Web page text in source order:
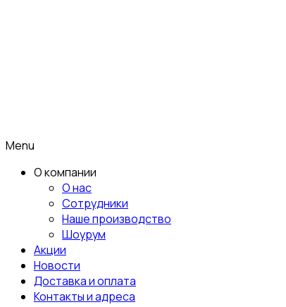
Menu
О компании
О нас
Сотрудники
Наше производство
Шоурум
Акции
Новости
Доставка и оплата
Контакты и адреса